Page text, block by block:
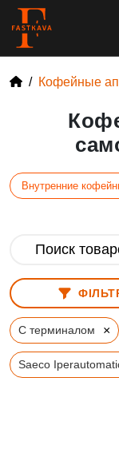
Кофейные
Внутренние
С терминалом ×
Saeco